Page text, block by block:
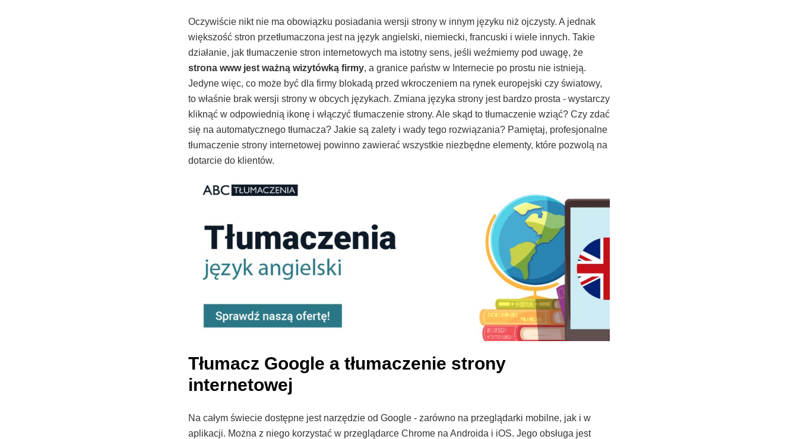
Oczywiście nikt nie ma obowiązku posiadania wersji strony w innym języku niż ojczysty. A jednak
większość stron przetłumaczona jest na język angielski, niemiecki, francuski i wiele innych. Takie
działanie, jak tłumaczenie stron internetowych ma istotny sens, jeśli weźmiemy pod uwagę, że
strona www jest ważną wizytówką firmy, a granice państw w Internecie po prostu nie istnieją.
Jedyne więc, co może być dla firmy blokadą przed wkroczeniem na rynek europejski czy światowy,
to właśnie brak wersji strony w obcych językach. Zmiana języka strony jest bardzo prosta - wystarczy
kliknąć w odpowiednią ikonę i włączyć tłumaczenie strony. Ale skąd to tłumaczenie wziąć? Czy zdać
się na automatycznego tłumacza? Jakie są zalety i wady tego rozwiązania? Pamiętaj, profesjonalne
tłumaczenie strony internetowej powinno zawierać wszystkie niezbędne elementy, które pozwolą na
dotarcie do klientów.
Tłumacz Google a tłumaczenie strony
internetowej
Na całym świecie dostępne jest narzędzie od Google - zarówno na przeglądarki mobilne, jak i w
aplikacji. Można z niego korzystać w przeglądarce Chrome na Androida i iOS. Jego obsługa jest